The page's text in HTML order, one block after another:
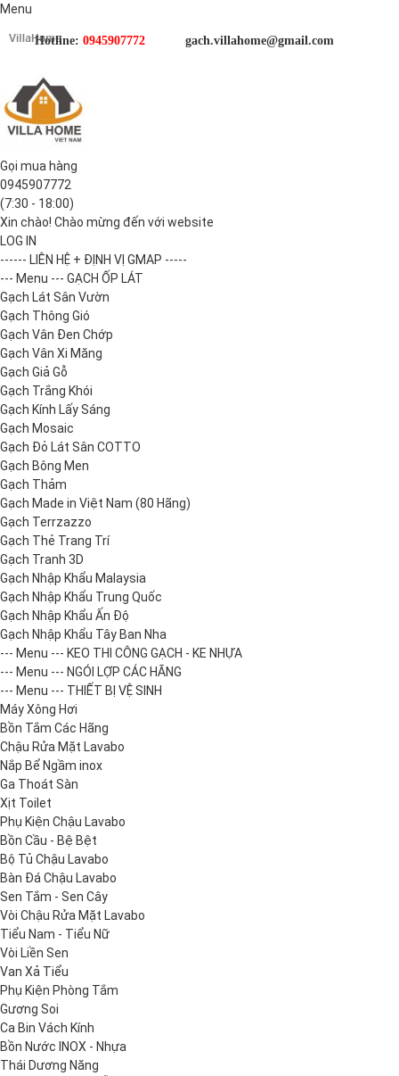
Menu
Hotline: 0945907772 gach.villahome@gmail.com
Gọi mua hàng
0945907772
(7:30 - 18:00)
Xin chào! Chào mừng đến với website
LOG IN
------ LIÊN HỆ + ĐỊNH VỊ GMAP -----
--- Menu --- GẠCH ỐP LÁT
Gạch Lát Sân Vườn
Gạch Thông Gió
Gạch Vân Đen Chớp
Gạch Vân Xi Măng
Gạch Giả Gỗ
Gạch Trắng Khói
Gạch Kính Lấy Sáng
Gạch Mosaic
Gạch Đỏ Lát Sân COTTO
Gạch Bông Men
Gạch Thảm
Gạch Made in Việt Nam (80 Hãng)
Gạch Terrzazzo
Gạch Thẻ Trang Trí
Gạch Tranh 3D
Gạch Nhập Khẩu Malaysia
Gạch Nhập Khẩu Trung Quốc
Gạch Nhập Khẩu Ấn Độ
Gạch Nhập Khẩu Tây Ban Nha
--- Menu --- KEO THI CÔNG GẠCH - KE NHỰA
--- Menu --- NGÓI LỢP CÁC HÃNG
--- Menu --- THIẾT BỊ VỆ SINH
Máy Xông Hơi
Bồn Tắm Các Hãng
Chậu Rửa Mặt Lavabo
Nắp Bể Ngầm inox
Ga Thoát Sàn
Xịt Toilet
Phụ Kiện Chậu Lavabo
Bồn Cầu - Bệ Bệt
Bộ Tủ Chậu Lavabo
Bàn Đá Chậu Lavabo
Sen Tắm - Sen Cây
Vòi Chậu Rửa Mặt Lavabo
Tiểu Nam - Tiểu Nữ
Vòi Liền Sen
Van Xả Tiểu
Phụ Kiện Phòng Tắm
Gương Soi
Ca Bin Vách Kính
Bồn Nước INOX - Nhựa
Thái Dương Năng